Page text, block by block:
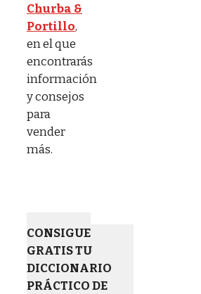
Churba &
Portillo,
en el que
encontrarás
información
y consejos
para
vender
más.
CONSIGUE
GRATIS TU
DICCIONARIO
PRÁCTICO DE